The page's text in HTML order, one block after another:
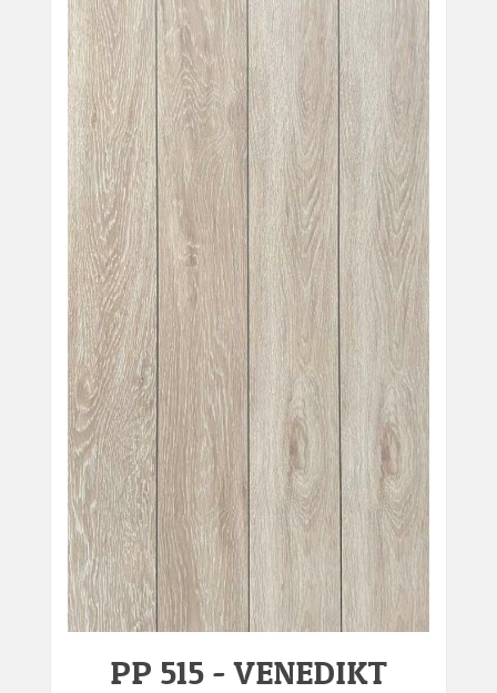
PP 515 - VENEDIKT